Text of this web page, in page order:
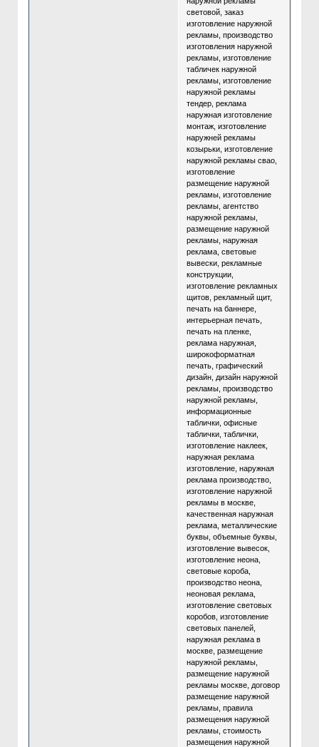
световой, заказ
изготовление наружной
рекламы, производство
изготовления наружной
рекламы, изготовление
табличек наружной
рекламы, изготовление
наружной рекламы
тендер, реклама
наружная изготовление
монтаж, изготовление
наружней рекламы
козырьки, изготовление
наружной рекламы свао,
изготовление
размещение наружной
рекламы, изготовление
рекламы, агентство
наружной рекламы,
размещение наружной
рекламы, наружная
реклама, световые
вывески, рекламные
конструкции,
изготовление рекламных
щитов, рекламный щит,
печать на баннере,
интерьерная печать,
печать на пленке,
реклама наружная,
широкоформатная
печать, графический
дизайн, дизайн наружной
рекламы, производство
наружной рекламы,
информационные
таблички, офисные
таблички, таблички,
изготовление наклеек,
наружная реклама
изготовление, наружная
реклама производство,
изготовление наружной
рекламы в москве,
качественная наружная
реклама, металлические
буквы, объемные буквы,
изготовление вывесок,
изготовление неона,
световые короба,
производство неона,
неоновая реклама,
изготовление световых
коробов, изготовление
световых панелей,
наружная реклама в
москве, размещение
наружной рекламы,
размещение наружной
рекламы москве, договор
размещение наружной
рекламы, правила
размещения наружной
рекламы, стоимость
размещения наружной